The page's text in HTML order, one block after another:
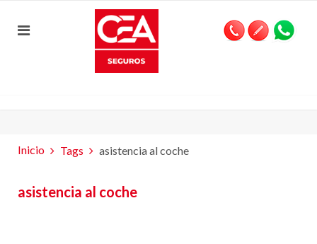
Inicio Tags asistencia al coche
asistencia al coche